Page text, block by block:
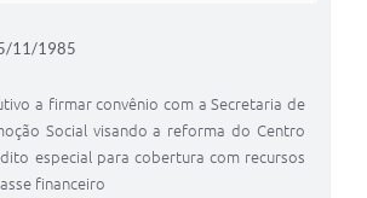
11/1985
a firmar convênio com a Secretaria de
Social visando a reforma do Centro
especial para cobertura com recursos
financeiro